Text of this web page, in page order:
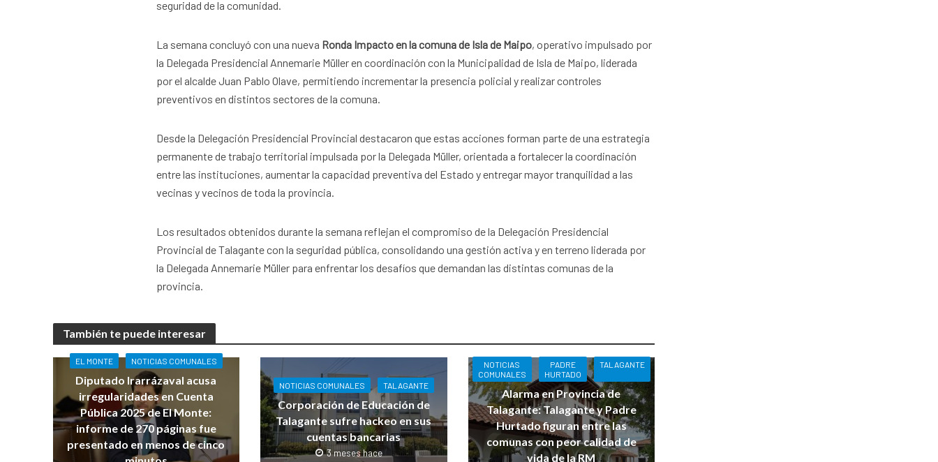
seguridad de la comunidad.
La semana concluyó con una nueva Ronda Impacto en la comuna de Isla de Maipo, operativo impulsado por
la Delegada Presidencial Annemarie Müller en coordinación con la Municipalidad de Isla de Maipo, liderada
por el alcalde Juan Pablo Olave, permitiendo incrementar la presencia policial y realizar controles
preventivos en distintos sectores de la comuna.
Desde la Delegación Presidencial Provincial destacaron que estas acciones forman parte de una estrategia
permanente de trabajo territorial impulsada por la Delegada Müller, orientada a fortalecer la coordinación
entre las instituciones, aumentar la capacidad preventiva del Estado y entregar mayor tranquilidad a las
vecinas y vecinos de toda la provincia.
Los resultados obtenidos durante la semana reflejan el compromiso de la Delegación Presidencial
Provincial de Talagante con la seguridad pública, consolidando una gestión activa y en terreno liderada por
la Delegada Annemarie Müller para enfrentar los desafíos que demandan las distintas comunas de la
provincia.
También te puede interesar
EL MONTE NOTICIAS COMUNALES
Diputado Irarrázaval acusa
irregularidades en Cuenta
Pública 2025 de El Monte:
informe de 270 páginas fue
presentado en menos de cinco
NOTICIAS COMUNALES TALAGANTE
Corporación de Educación de
Talagante sufre hackeo en sus
cuentas bancarias
3 meses hace
NOTICIAS
COMUNALES
PADRE
HURTADO
TALAGANTE
Alarma en Provincia de
Talagante: Talagante y Padre
Hurtado figuran entre las
comunas con peor calidad de
vida de la RM